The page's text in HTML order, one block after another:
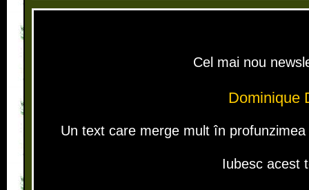
Cel mai nou
Dominique
Un text care merge mult în
Iubesc acest